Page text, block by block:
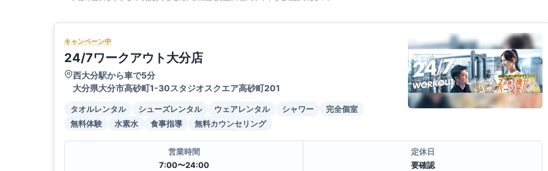
キャンペーン中
24/7ワークアウト大分店
西大分駅から車で5分
大分県大分市高砂町1-30スタジオスクエア高砂町201
タオルレンタル シューズレンタル ウェアレンタル シャワー
完全個室
無料体験
水素水 食事指導 無料カウンセリング
営業時間
7:00〜24:00
定休日
要確認